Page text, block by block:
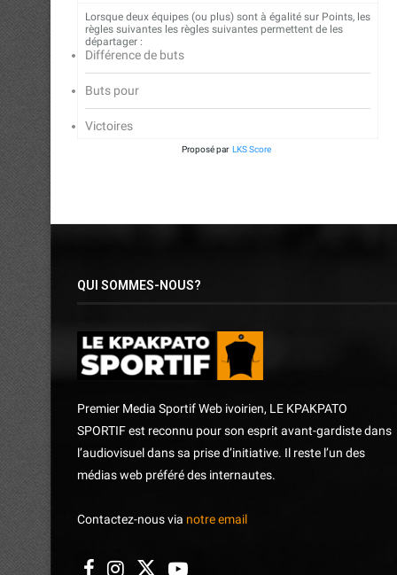
Lorsque deux équipes (ou plus) sont à égalité sur Points, les
règles suivantes les règles suivantes permettent de les
départager :
Différence de buts
Buts pour
Victoires
Proposé par LKS Score
QUI SOMMES-NOUS?
Premier Media Sportif Web ivoirien, LE KPAKPATO
SPORTIF est reconnu pour son esprit avant-gardiste dans
l’audiovisuel dans sa prise d’initiative. Il reste l’un des
médias web préféré des internautes.
Contactez-nous via notre email